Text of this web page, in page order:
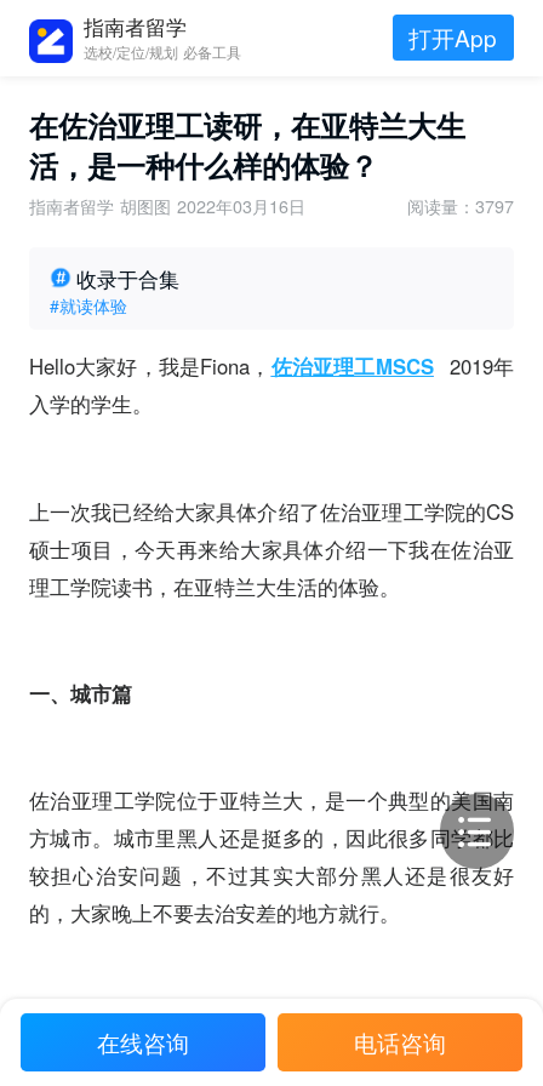
指南者留学
选校/定位/规划 必备工具 打开App
在佐治亚理工读研，在亚特兰大生
活，是一种什么样的体验？
指南者留学 胡图图 2022年03月16日 阅读量：3797
收录于合集
#就读体验
Hello大家好，我是Fiona， 佐治亚理工MSCS 2019年
入学的学生。
上一次我已经给大家具体介绍了佐治亚理工学院的CS
硕士项目，今天再来给大家具体介绍一下我在佐治亚
理工学院读书，在亚特兰大生活的体验。
一、城市篇
佐治亚理工学院位于亚特兰大，是一个典型的美国南
方城市。城市里黑人还是挺多的，因此很多同学都比
较担心治安问题，不过其实大部分黑人还是很友好
的，大家晚上不要去治安差的地方就行。
在线咨询 电话咨询